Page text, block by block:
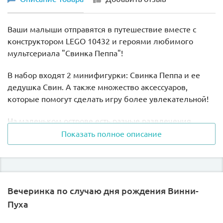
Ваши малыши отправятся в путешествие вместе с
конструктором LEGO 10432 и героями любимого
мультсериала "Свинка Пеппа"!
В набор входят 2 минифигурки: Свинка Пеппа и ее
дедушка Свин. А также множество аксессуаров,
которые помогут сделать игру более увлекательной!
На маленьком острове есть разные развлечения.
Постройте замок из песка или прогуляйтесь по пляжу
в поисках ракушек. Если солнце слишком жаркое,
Пеппа и ее дедушка могут укрыться под зонтиком или
Во время купания малыши могут взять лодочку
дедушки Свина с собой, ведь она плавает по-
Показать полное описание
Вечеринка по случаю дня рождения Винни-
Пуха